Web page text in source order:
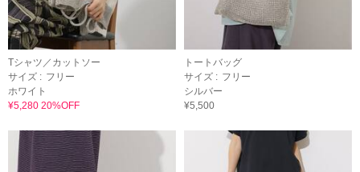
Tシャツ／カットソー
サイズ : フリー
ホワイト
¥5,280 20%OFF
トートバッグ
サイズ : フリー
シルバー
¥5,500